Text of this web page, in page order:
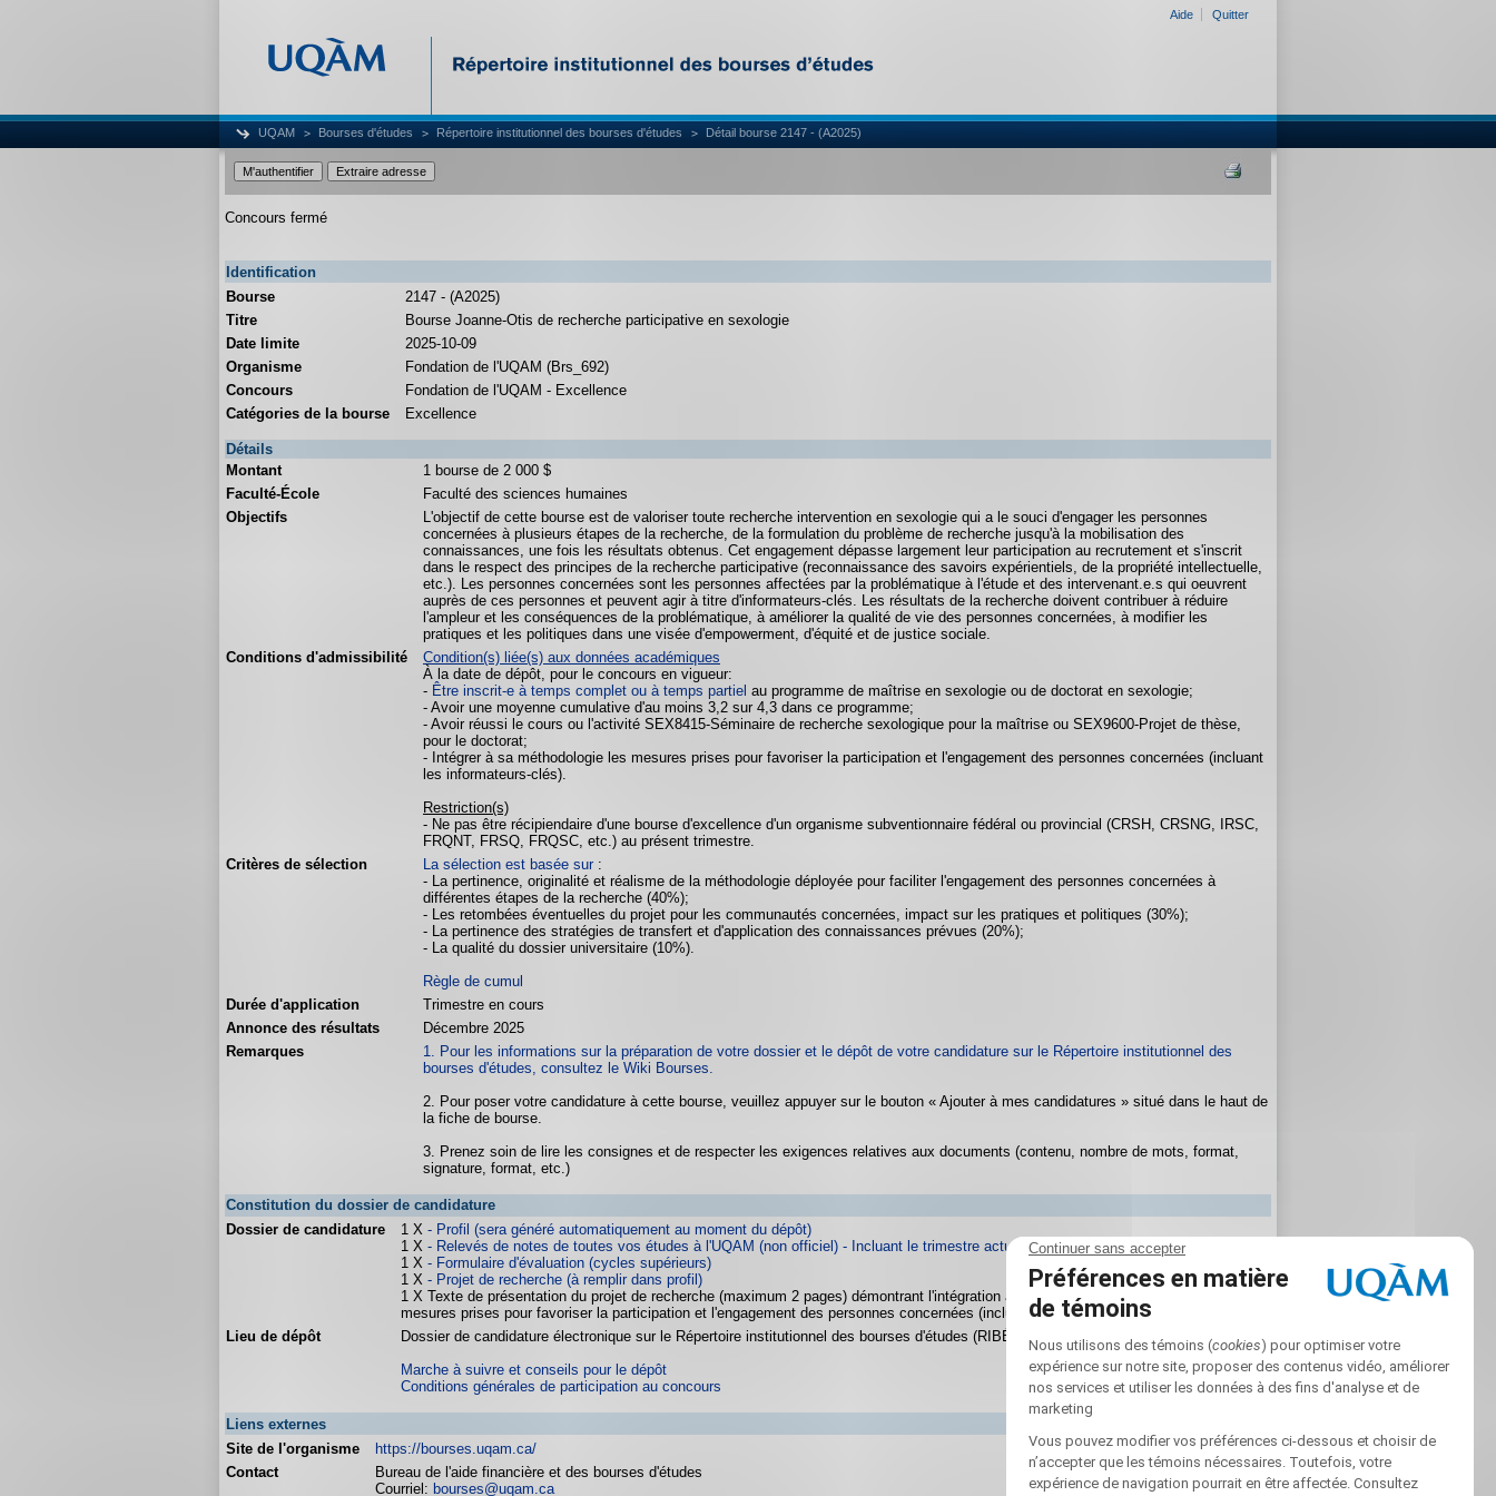
Aide Quitter
UQAM Bourses d'études Répertoire institutionnel des bourses d'études Détail bourse 2147 - (A2025)
Concours fermé
Identification
Bourse
2147 - (A2025)
Titre
Bourse Joanne-Otis de recherche participative en sexologie
Date limite
2025-10-09
Organisme
Fondation de l'UQAM (Brs_692)
Concours
Fondation de l'UQAM - Excellence
Catégories de la bourse
Excellence
Détails
Montant
1 bourse de 2 000 $
Faculté-École
Faculté des sciences humaines
Objectifs
L'objectif de cette bourse est de valoriser toute recherche intervention en sexologie qui a le souci d'engager les personnes
concernées à plusieurs étapes de la recherche, de la formulation du problème de recherche jusqu'à la mobilisation des
connaissances, une fois les résultats obtenus. Cet engagement dépasse largement leur participation au recrutement et s'inscrit
dans le respect des principes de la recherche participative (reconnaissance des savoirs expérientiels, de la propriété intellectuelle,
etc.). Les personnes concernées sont les personnes affectées par la problématique à l'étude et des intervenant.e.s qui oeuvrent
auprès de ces personnes et peuvent agir à titre d'informateurs-clés. Les résultats de la recherche doivent contribuer à réduire
l'ampleur et les conséquences de la problématique, à améliorer la qualité de vie des personnes concernées, à modifier les
pratiques et les politiques dans une visée d'empowerment, d'équité et de justice sociale.
Conditions d'admissibilité
Condition(s) liée(s) aux données académiques
À la date de dépôt, pour le concours en vigueur:
- Être inscrit-e à temps complet ou à temps partiel au programme de maîtrise en sexologie ou de doctorat en sexologie;
- Avoir une moyenne cumulative d'au moins 3,2 sur 4,3 dans ce programme;
- Avoir réussi le cours ou l'activité SEX8415-Séminaire de recherche sexologique pour la maîtrise ou SEX9600-Projet de thèse,
pour le doctorat;
- Intégrer à sa méthodologie les mesures prises pour favoriser la participation et l'engagement des personnes concernées (incluant
les informateurs-clés).
Restriction(s)
- Ne pas être récipiendaire d'une bourse d'excellence d'un organisme subventionnaire fédéral ou provincial (CRSH, CRSNG, IRSC,
FRQNT, FRSQ, FRQSC, etc.) au présent trimestre.
Critères de sélection
La sélection est basée sur :
- La pertinence, originalité et réalisme de la méthodologie déployée pour faciliter l'engagement des personnes concernées à
différentes étapes de la recherche (40%);
- Les retombées éventuelles du projet pour les communautés concernées, impact sur les pratiques et politiques (30%);
- La pertinence des stratégies de transfert et d'application des connaissances prévues (20%);
- La qualité du dossier universitaire (10%).
Règle de cumul
Durée d'application
Trimestre en cours
Annonce des résultats
Décembre 2025
Remarques
1. Pour les informations sur la préparation de votre dossier et le dépôt de votre candidature sur le Répertoire institutionnel des
bourses d'études, consultez le Wiki Bourses.
2. Pour poser votre candidature à cette bourse, veuillez appuyer sur le bouton « Ajouter à mes candidatures » situé dans le haut de
la fiche de bourse.
3. Prenez soin de lire les consignes et de respecter les exigences relatives aux documents (contenu, nombre de mots, format,
signature, format, etc.)
Constitution du dossier de candidature
Dossier de candidature
1 X - Profil (sera généré automatiquement au moment du dépôt)
1 X - Relevés de notes de toutes vos études à l'UQAM (non officiel) - Incluant le trimestre actuel
1 X - Formulaire d'évaluation (cycles supérieurs)
1 X - Projet de recherche (à remplir dans profil)
1 X Texte de présentation du projet de recherche (maximum 2 pages) démontrant l'intégration à sa méthodologie respective les
mesures prises pour favoriser la participation et l'engagement des personnes concernées (incluant les informateurs-clés)
Lieu de dépôt
Dossier de candidature électronique sur le Répertoire institutionnel des bourses d'études (RIBÉ)
Marche à suivre et conseils pour le dépôt
Conditions générales de participation au concours
Liens externes
Site de l'organisme
https://bourses.uqam.ca/
Contact
Bureau de l'aide financière et des bourses d'études
Courriel: bourses@uqam.ca